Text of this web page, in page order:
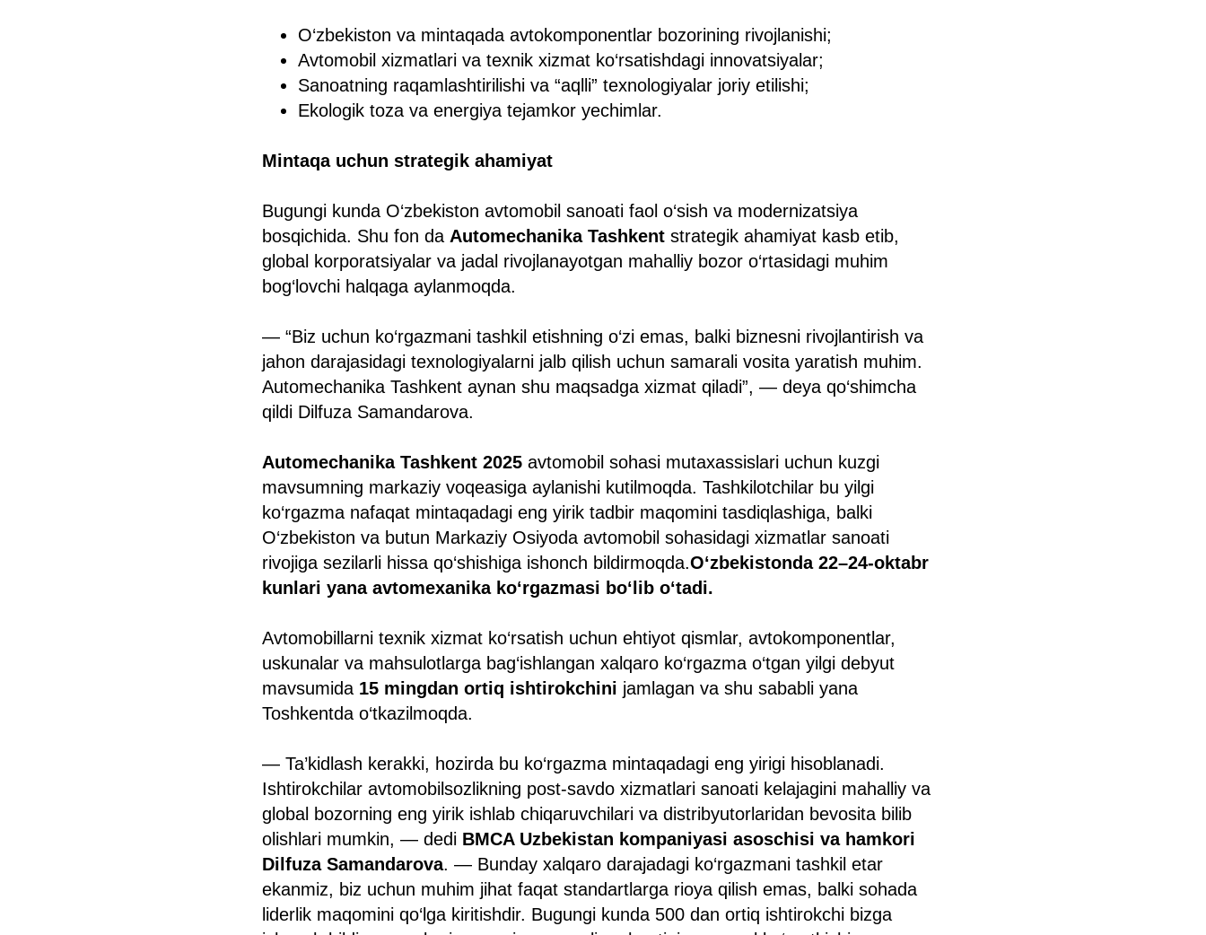
O‘zbekiston va mintaqada avtokomponentlar bozorining rivojlanishi;
Avtomobil xizmatlari va texnik xizmat ko‘rsatishdagi innovatsiyalar;
Sanoatning raqamlashtirilishi va “aqlli” texnologiyalar joriy etilishi;
Ekologik toza va energiya tejamkor yechimlar.
Mintaqa uchun strategik ahamiyat
Bugungi kunda O‘zbekiston avtomobil sanoati faol o‘sish va modernizatsiya
bosqichida. Shu fon da Automechanika Tashkent strategik ahamiyat kasb etib,
global korporatsiyalar va jadal rivojlanayotgan mahalliy bozor o‘rtasidagi muhim
bog‘lovchi halqaga aylanmoqda.
— “Biz uchun ko‘rgazmani tashkil etishning o‘zi emas, balki biznesni rivojlantirish va
jahon darajasidagi texnologiyalarni jalb qilish uchun samarali vosita yaratish muhim.
Automechanika Tashkent aynan shu maqsadga xizmat qiladi”, — deya qo‘shimcha
qildi Dilfuza Samandarova.
Automechanika Tashkent 2025 avtomobil sohasi mutaxassislari uchun kuzgi
mavsumning markaziy voqeasiga aylanishi kutilmoqda. Tashkilotchilar bu yilgi
ko‘rgazma nafaqat mintaqadagi eng yirik tadbir maqomini tasdiqlashiga, balki
O‘zbekiston va butun Markaziy Osiyoda avtomobil sohasidagi xizmatlar sanoati
rivojiga sezilarli hissa qo‘shishiga ishonch bildirmoqda.O‘zbekistonda 22–24-oktabr
kunlari yana avtomexanika ko‘rgazmasi bo‘lib o‘tadi.
Avtomobillarni texnik xizmat ko‘rsatish uchun ehtiyot qismlar, avtokomponentlar,
uskunalar va mahsulotlarga bag‘ishlangan xalqaro ko‘rgazma o‘tgan yilgi debyut
mavsumida 15 mingdan ortiq ishtirokchini jamlagan va shu sababli yana
Toshkentda o‘tkazilmoqda.
— Ta’kidlash kerakki, hozirda bu ko‘rgazma mintaqadagi eng yirigi hisoblanadi.
Ishtirokchilar avtomobilsozlikning post-savdo xizmatlari sanoati kelajagini mahalliy va
global bozorning eng yirik ishlab chiqaruvchilari va distribyutorlaridan bevosita bilib
olishlari mumkin, — dedi BMCA Uzbekistan kompaniyasi asoschisi va hamkori
Dilfuza Samandarova. — Bunday xalqaro darajadagi ko‘rgazmani tashkil etar
ekanmiz, biz uchun muhim jihat faqat standartlarga rioya qilish emas, balki sohada
liderlik maqomini qo‘lga kiritishdir. Bugungi kunda 500 dan ortiq ishtirokchi bizga